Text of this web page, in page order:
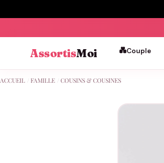
AssortisMoi 💑Couple
ACCUEIL FAMILLE COUSINS & COUSINES